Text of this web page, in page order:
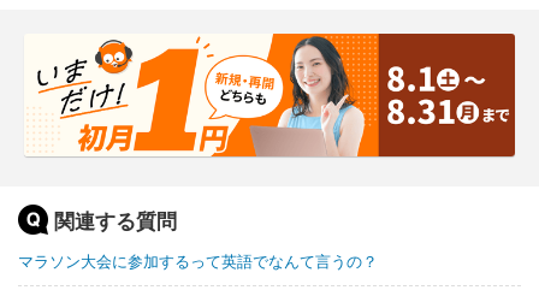
関連する質問
マラソン大会に参加するって英語でなんて言うの？